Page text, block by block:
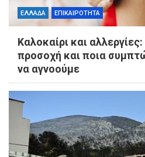
ΕΛΛΑΔΑ ΕΠΙΚΑΙΡΟΤΗΤΑ
Καλοκαίρι και
προσοχή και ποια
να αγνοούμε